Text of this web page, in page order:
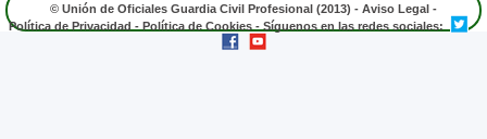
© Unión de Oficiales Guardia Civil Profesional (2013) - Aviso Legal -
Política de Privacidad - Política de Cookies - Síguenos en las redes sociales: